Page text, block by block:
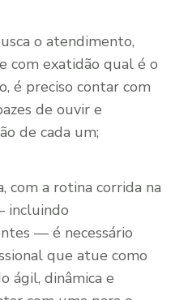
o atendimento,
com exatidão qual é o
é preciso contar com
de ouvir e
de cada um;
com a rotina corrida na
incluindo
— é necessário
que atue como
ágil, dinâmica e